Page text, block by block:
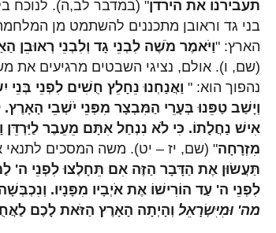
תעבירנו את הירדן" (במדבר לב,ה). לנוכח
בני גד וראובן מתכננים להשתמט מן
הארץ: "וַיֹּאמֶר מֹשֶׁה לִבְנֵי גָד וְלִבְנֵי
(שם, ו). אולם, נציגי השבטים מרגיעים את
נהפוך הוא: " וַאֲנַחְנוּ נֵחָלֵץ חֻשִׁים לִפְנֵי
וְיָשַׁב טַפֵּנוּ בְּעָרֵי הַמִּבְצָר מִפְּנֵי יֹשְׁבֵי
אִישׁ נַחֲלָתוֹ. כִּי לֹא נִנְחַל אִתָּם מֵעֵבֶר לַיַּרְדֵּן
מִזְרָחָה" (שם, יז – יט). משה המסכים לתנאי
תַּעֲשׂוּן אֶת הַדָּבָר הַזֶּה אִם תֵּחָלְצוּ לִפְנֵי ה'
לִפְנֵי ה' עַד הוֹרִישׁוֹ אֶת אֹיְבָיו מִפָּנָיו.
מה' וּמִיִּשְׂרָאֵל וְהָיְתָה הָאָרֶץ הַזֹּאת לָכֶם